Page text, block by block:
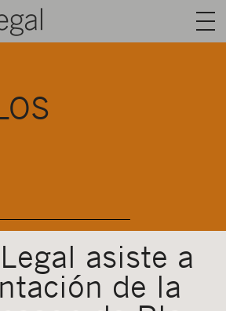
CONTACTO
ESPAÑOL
asiste a
de la